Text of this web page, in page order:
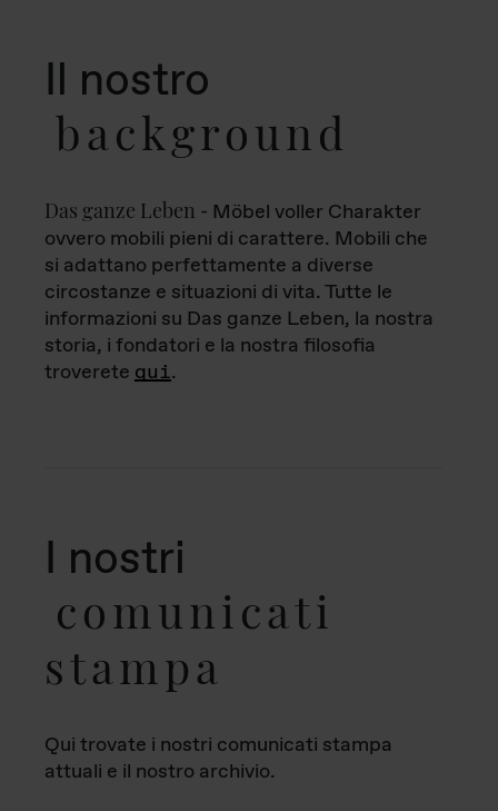
Il nostro
background
Das ganze Leben - Möbel voller Charakter
ovvero mobili pieni di carattere. Mobili che
si adattano perfettamente a diverse
circostanze e situazioni di vita. Tutte le
informazioni su Das ganze Leben, la nostra
storia, i fondatori e la nostra filosofia
troverete qui.
I nostri
comunicati
stampa
Qui trovate i nostri comunicati stampa
attuali e il nostro archivio.